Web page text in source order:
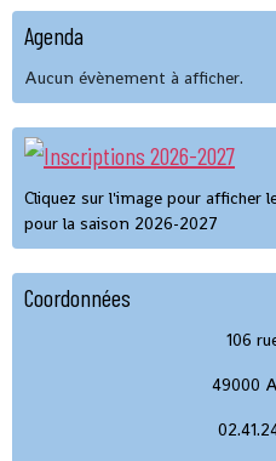
Agenda
Aucun évènement à afficher.
Cliquez sur l'image pour afficher
pour la saison 2026-2027
Coordonnées
106
49000